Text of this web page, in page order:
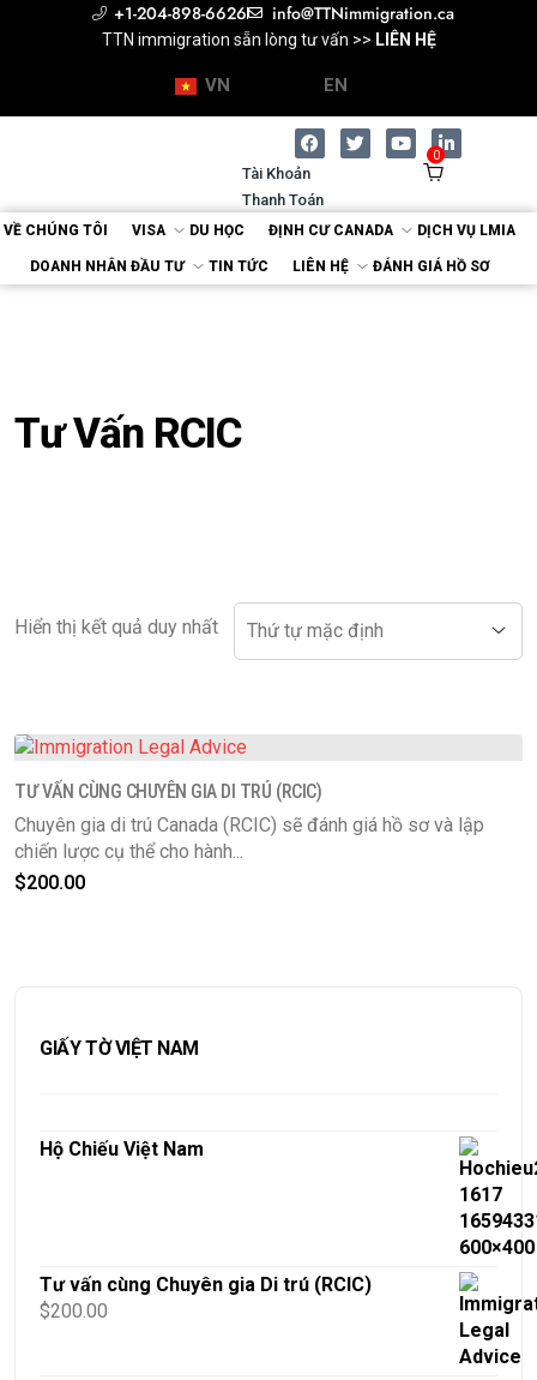
+1-204-898-6626 info@TTNimmigration.ca
TTN immigration sẵn lòng tư vấn >> LIÊN HỆ
Tư vấn cùng Chuyên gia Di trú >>ĐẶT LỊCH
Chuyên gia Di trú (RCIC) >>ĐÁNH GIÁ HỒ SƠ
TTN immigration sẵn lòng tư vấn >> LIÊN HỆ
Tư vấn cùng Chuyên gia Di trú >>ĐẶT LỊCH
VN EN
Tài Khoản
Thanh Toán
0
VỀ CHÚNG TÔI VISA DU HỌC ĐỊNH CƯ CANADA DỊCH VỤ LMIA
DOANH NHÂN ĐẦU TƯ TIN TỨC LIÊN HỆ ĐÁNH GIÁ HỒ SƠ
Tư Vấn RCIC
Hiển thị kết quả duy nhất
TƯ VẤN CÙNG CHUYÊN GIA DI TRÚ (RCIC)
Chuyên gia di trú Canada (RCIC) sẽ đánh giá hồ sơ và lập
chiến lược cụ thể cho hành...
$200.00
GIẤY TỜ VIỆT NAM
Hộ Chiếu Việt Nam
Tư vấn cùng Chuyên gia Di trú (RCIC)
$200.00